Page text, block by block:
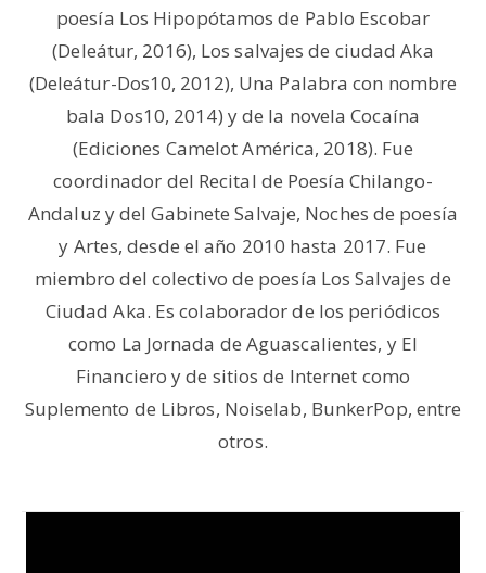
poesía Los Hipopótamos de Pablo Escobar
(Deleátur, 2016), Los salvajes de ciudad Aka
(Deleátur-Dos10, 2012), Una Palabra con nombre
bala Dos10, 2014) y de la novela Cocaína
(Ediciones Camelot América, 2018). Fue
coordinador del Recital de Poesía Chilango-
Andaluz y del Gabinete Salvaje, Noches de poesía
y Artes, desde el año 2010 hasta 2017. Fue
miembro del colectivo de poesía Los Salvajes de
Ciudad Aka. Es colaborador de los periódicos
como La Jornada de Aguascalientes, y El
Financiero y de sitios de Internet como
Suplemento de Libros, Noiselab, BunkerPop, entre
otros.